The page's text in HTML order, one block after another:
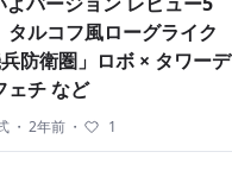
ルコフ風ローグライク
防衛圏」ロボ × タワーデ
ェチ など
・ 2年前 ・ 1